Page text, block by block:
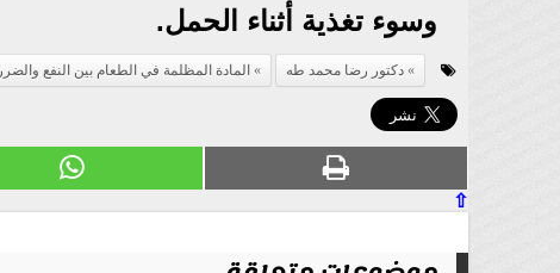
وسوء تغذية أثناء الحمل.
دكتور رضا محمد طه المادة المظلمة في الطعام بين النفع والضرر
⇧